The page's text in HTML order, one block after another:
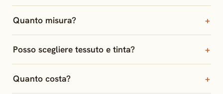
Quanto misura?
Posso scegliere tessuto e tinta?
Quanto costa?